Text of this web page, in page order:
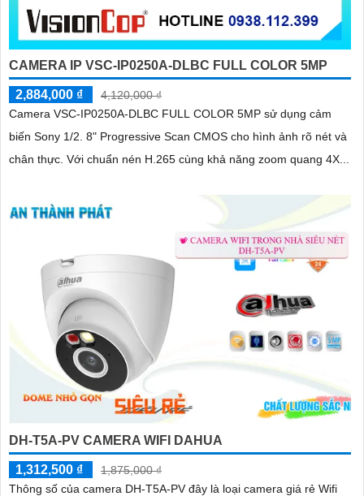
CAMERA IP VSC-IP0250A-DLBC FULL COLOR 5MP
2,884,000 ₫
4,120,000 ₫
Camera VSC-IP0250A-DLBC FULL COLOR 5MP sử dụng cảm
biến Sony 1/2. 8" Progressive Scan CMOS cho hình ảnh rõ nét và
chân thực. Với chuẩn nén H.265 cùng khả năng zoom quang 4X...
DH-T5A-PV CAMERA WIFI DAHUA
1,312,500 ₫
1,875,000 ₫
Thông số của camera DH-T5A-PV đây là loại camera giá rẻ Wifi